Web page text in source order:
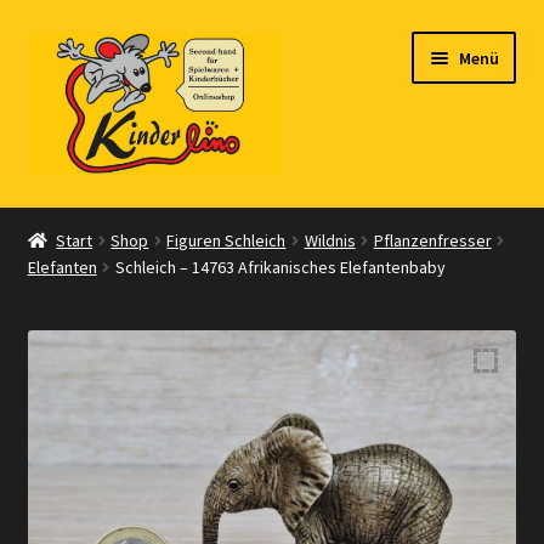
Navigation
springen
Zum
Inhalt
springen
Menü
Start
Vertrag widerrufen
Shop
Warenkorb
Kasse
Zahlungsarten
Start Shop Figuren Schleich Wildnis
Pflanzenfresser
Elefanten
Schleich – 14763 Afrikanisches Elefantenbaby